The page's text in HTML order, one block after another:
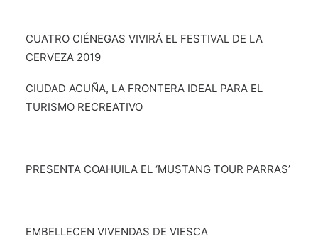
VIDEOS PROMOCIONALES
LINEAMIENTOS COVID19
TRÁMITES
TRANSPARENCIA
SEARCH
CUATRO CIÉNEGAS VIVIRÁ EL FESTIVAL DE LA
CERVEZA 2019
CIUDAD ACUÑA, LA FRONTERA IDEAL PARA EL
TURISMO RECREATIVO
PRESENTA COAHUILA EL ‘MUSTANG TOUR PARRAS’
EMBELLECEN VIVENDAS DE VIESCA